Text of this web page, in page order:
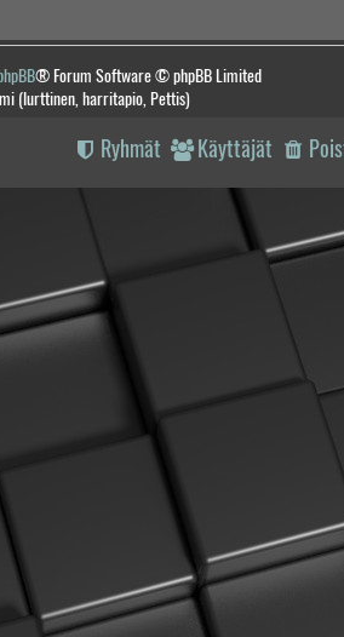
® Forum Software © phpBB Limited
(lurttinen, harritapio, Pettis)
Käyttäjät
Ryhmät